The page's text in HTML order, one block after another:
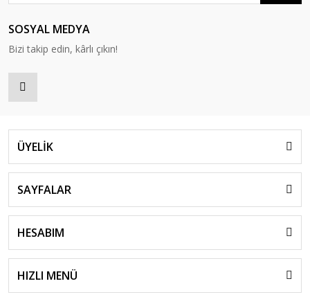
SOSYAL MEDYA
Bizi takip edin, kârlı çıkın!
ÜYELİK
SAYFALAR
HESABIM
HIZLI MENÜ